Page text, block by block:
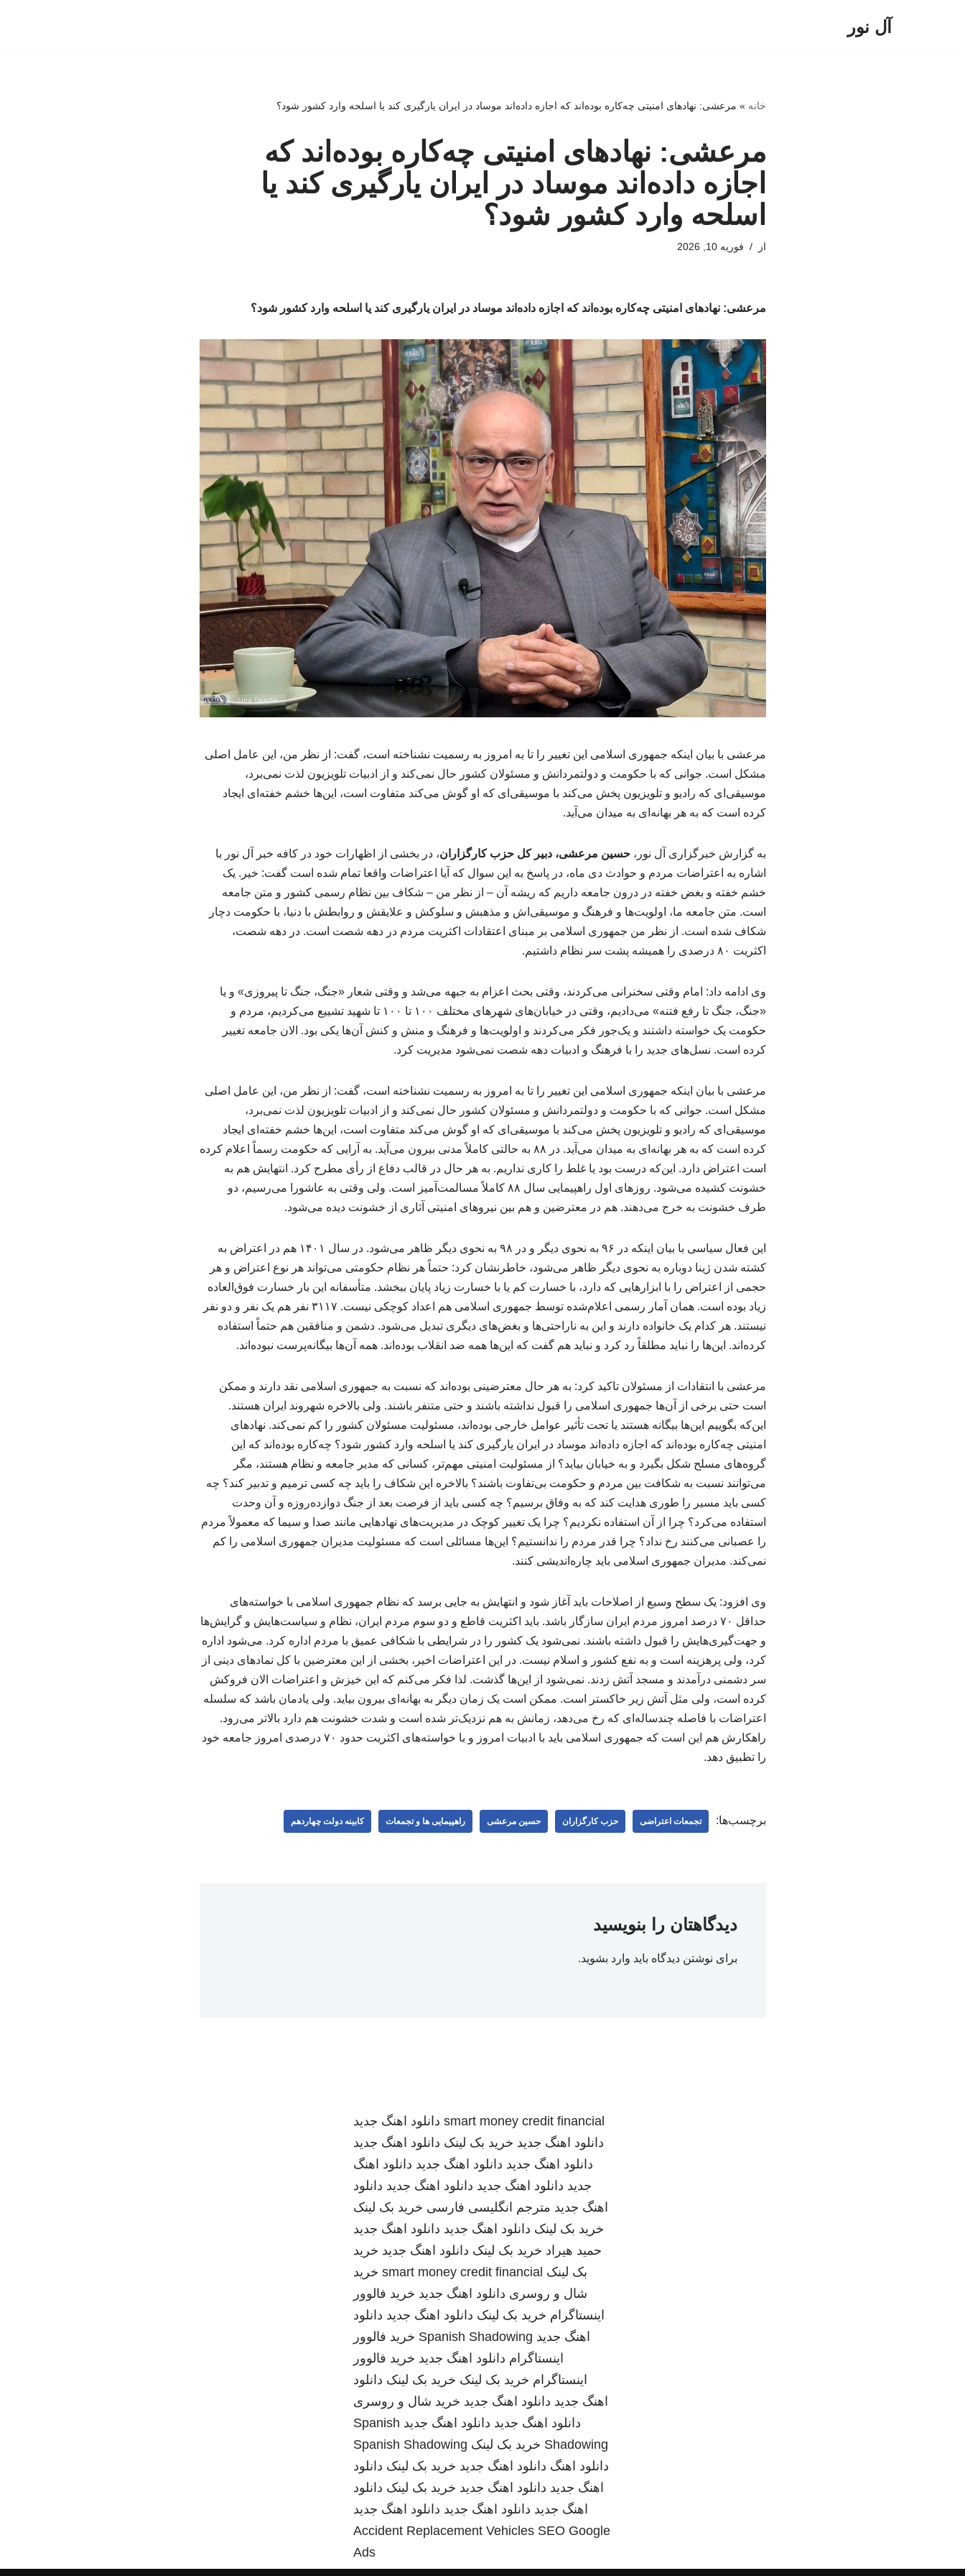
آل نور
خانه » مرعشی: نهادهای امنیتی چه‌کاره بوده‌اند که اجازه داده‌اند موساد در ایران یارگیری کند یا اسلحه وارد کشور شود؟
مرعشی: نهادهای امنیتی چه‌کاره بوده‌اند که
اجازه داده‌اند موساد در ایران یارگیری کند یا
اسلحه وارد کشور شود؟
از فوریه 10, 2026
مرعشی: نهادهای امنیتی چه‌کاره بوده‌اند که اجازه داده‌اند موساد در ایران یارگیری کند یا اسلحه وارد کشور شود؟
مرعشی با بیان اینکه جمهوری اسلامی این تغییر را تا به امروز به رسمیت نشناخته است، گفت: از نظر من، این عامل اصلی
مشکل است. جوانی که با حکومت و دولتمردانش و مسئولان کشور حال نمی‌کند و از ادبیات تلویزیون لذت نمی‌برد،
موسیقی‌ای که رادیو و تلویزیون پخش می‌کند با موسیقی‌ای که او گوش می‌کند متفاوت است، این‌ها خشم خفته‌ای ایجاد
کرده است که به هر بهانه‌ای به میدان می‌آید.
به گزارش خبرگزاری آل نور،حسین مرعشی، دبیر کل حزب کارگزاران، در بخشی از اظهارات خود در کافه خبر آل نور با
اشاره به اعتراضات مردم و حوادث دی ماه، در پاسخ به این سوال که آیا اعتراضات واقعا تمام شده است گفت: خیر. یک
خشم خفته و بغض خفته در درون جامعه داریم که ریشه آن – از نظر من – شکاف بین نظام رسمی کشور و متن جامعه
است. متن جامعه ما، اولویت‌ها و فرهنگ و موسیقی‌اش و مذهبش و سلوکش و علایقش و روابطش با دنیا، با حکومت دچار
شکاف شده است. از نظر من جمهوری اسلامی بر مبنای اعتقادات اکثریت مردم در دهه شصت است. در دهه شصت،
اکثریت ۸۰ درصدی را همیشه پشت سر نظام داشتیم.
وی ادامه داد: امام وقتی سخنرانی می‌کردند، وقتی بحث اعزام به جبهه می‌شد و وقتی شعار «جنگ، جنگ تا پیروزی» و یا
«جنگ، جنگ تا رفع فتنه» می‌دادیم، وقتی در خیابان‌های شهرهای مختلف ۱۰۰ تا ۱۰۰ تا شهید تشییع می‌کردیم، مردم و
حکومت یک خواسته داشتند و یک‌جور فکر می‌کردند و اولویت‌ها و فرهنگ و منش و کنش آن‌ها یکی بود. الان جامعه تغییر
کرده است. نسل‌های جدید را با فرهنگ و ادبیات دهه شصت نمی‌شود مدیریت کرد.
مرعشی با بیان اینکه جمهوری اسلامی این تغییر را تا به امروز به رسمیت نشناخته است، گفت: از نظر من، این عامل اصلی
مشکل است. جوانی که با حکومت و دولتمردانش و مسئولان کشور حال نمی‌کند و از ادبیات تلویزیون لذت نمی‌برد،
موسیقی‌ای که رادیو و تلویزیون پخش می‌کند با موسیقی‌ای که او گوش می‌کند متفاوت است، این‌ها خشم خفته‌ای ایجاد
کرده است که به هر بهانه‌ای به میدان می‌آید. در ۸۸ به حالتی کاملاً مدنی بیرون می‌آید. به آرایی که حکومت رسماً اعلام کرده
است اعتراض دارد. این‌که درست بود یا غلط را کاری نداریم. به هر حال در قالب دفاع از رأی مطرح کرد. انتهایش هم به
خشونت کشیده می‌شود. روزهای اول راهپیمایی سال ۸۸ کاملاً مسالمت‌آمیز است. ولی وقتی به عاشورا می‌رسیم، دو
طرف خشونت به خرج می‌دهند. هم در معترضین و هم بین نیروهای امنیتی آثاری از خشونت دیده می‌شود.
این فعال سیاسی با بیان اینکه در ۹۶ به نحوی دیگر و در ۹۸ به نحوی دیگر ظاهر می‌شود. در سال ۱۴۰۱ هم در اعتراض به
کشته شدن ژینا دوباره به نحوی دیگر ظاهر می‌شود، خاطرنشان کرد: حتماً هر نظام حکومتی می‌تواند هر نوع اعتراض و هر
حجمی از اعتراض را با ابزارهایی که دارد، با خسارت کم یا با خسارت زیاد پایان ببخشد. متأسفانه این بار خسارت فوق‌العاده
زیاد بوده است. همان آمار رسمی اعلام‌شده توسط جمهوری اسلامی هم اعداد کوچکی نیست. ۳۱۱۷ نفر هم یک نفر و دو نفر
نیستند. هر کدام یک خانواده دارند و این به ناراحتی‌ها و بغض‌های دیگری تبدیل می‌شود. دشمن و منافقین هم حتماً استفاده
کرده‌اند. این‌ها را نباید مطلقاً رد کرد و نباید هم گفت که این‌ها همه ضد انقلاب بوده‌اند. همه آن‌ها بیگانه‌پرست نبوده‌اند.
مرعشی با انتقادات از مسئولان تاکید کرد: به هر حال معترضینی بوده‌اند که نسبت به جمهوری اسلامی نقد دارند و ممکن
است حتی برخی از آن‌ها جمهوری اسلامی را قبول نداشته باشند و حتی متنفر باشند. ولی بالاخره شهروند ایران هستند.
این‌که بگوییم این‌ها بیگانه هستند یا تحت تأثیر عوامل خارجی بوده‌اند، مسئولیت مسئولان کشور را کم نمی‌کند. نهادهای
امنیتی چه‌کاره بوده‌اند که اجازه داده‌اند موساد در ایران یارگیری کند یا اسلحه وارد کشور شود؟ چه‌کاره بوده‌اند که این
گروه‌های مسلح شکل بگیرد و به خیابان بیاید؟ از مسئولیت امنیتی مهم‌تر، کسانی که مدیر جامعه و نظام هستند، مگر
می‌توانند نسبت به شکافت بین مردم و حکومت بی‌تفاوت باشند؟ بالاخره این شکاف را باید چه کسی ترمیم و تدبیر کند؟ چه
کسی باید مسیر را طوری هدایت کند که به وفاق برسیم؟ چه کسی باید از فرصت بعد از جنگ دوازده‌روزه و آن وحدت
استفاده می‌کرد؟ چرا از آن استفاده نکردیم؟ چرا یک تغییر کوچک در مدیریت‌های نهادهایی مانند صدا و سیما که معمولاً مردم
را عصبانی می‌کنند رخ نداد؟ چرا قدر مردم را ندانستیم؟ این‌ها مسائلی است که مسئولیت مدیران جمهوری اسلامی را کم
نمی‌کند. مدیران جمهوری اسلامی باید چاره‌اندیشی کنند.
وی افزود: یک سطح وسیع از اصلاحات باید آغاز شود و انتهایش به جایی برسد که نظام جمهوری اسلامی با خواسته‌های
حداقل ۷۰ درصد امروز مردم ایران سازگار باشد. باید اکثریت قاطع و دو سوم مردم ایران، نظام و سیاست‌هایش و گرایش‌ها
و جهت‌گیری‌هایش را قبول داشته باشند. نمی‌شود یک کشور را در شرایطی با شکافی عمیق با مردم اداره کرد. می‌شود اداره
کرد، ولی پرهزینه است و به نفع کشور و اسلام نیست. در این اعتراضات اخیر، بخشی از این معترضین با کل نمادهای دینی از
سر دشمنی درآمدند و مسجد آتش زدند. نمی‌شود از این‌ها گذشت. لذا فکر می‌کنم که این خیزش و اعتراضات الان فروکش
کرده است، ولی مثل آتش زیر خاکستر است. ممکن است یک زمان دیگر به بهانه‌ای بیرون بیاید. ولی یادمان باشد که سلسله
اعتراضات با فاصله چندساله‌ای که رخ می‌دهد، زمانش به هم نزدیک‌تر شده است و شدت خشونت هم دارد بالاتر می‌رود.
راهکارش هم این است که جمهوری اسلامی باید با ادبیات امروز و با خواسته‌های اکثریت حدود ۷۰ درصدی امروز جامعه خود
را تطبیق دهد.
برچسب‌ها: تجمعات اعتراضی حزب کارگزاران حسین مرعشی راهپیمایی ها و تجمعات کابینه دولت چهاردهم
دیدگاهتان را بنویسید
برای نوشتن دیدگاه باید وارد بشوید.
smart money credit financial دانلود اهنگ جدید
دانلود اهنگ جدید خرید بک لینک دانلود اهنگ جدید
دانلود اهنگ جدید دانلود اهنگ جدید دانلود اهنگ
جدید دانلود اهنگ جدید دانلود اهنگ جدید دانلود
اهنگ جدید مترجم انگلیسی فارسی خرید بک لینک
خرید بک لینک دانلود اهنگ جدید دانلود اهنگ جدید
حمید هیراد خرید بک لینک دانلود اهنگ جدید خرید
بک لینک smart money credit financial خرید
شال و روسری دانلود اهنگ جدید خرید فالوور
اینستاگرام خرید بک لینک دانلود اهنگ جدید دانلود
اهنگ جدید Spanish Shadowing خرید فالوور
اینستاگرام دانلود اهنگ جدید خرید فالوور
اینستاگرام خرید بک لینک خرید بک لینک دانلود
اهنگ جدید دانلود اهنگ جدید خرید شال و روسری
دانلود اهنگ جدید دانلود اهنگ جدید Spanish
Shadowing خرید بک لینک Spanish Shadowing
دانلود اهنگ دانلود اهنگ جدید خرید بک لینک دانلود
اهنگ جدید دانلود اهنگ جدید خرید بک لینک دانلود
اهنگ جدید دانلود اهنگ جدید دانلود اهنگ جدید
Accident Replacement Vehicles SEO Google
Ads